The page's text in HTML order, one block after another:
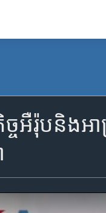
ច្ចអឺរ៉ុបនិង